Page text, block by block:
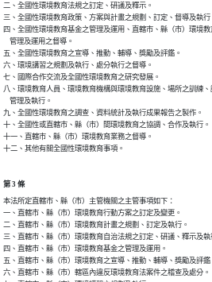
二、全國性環境教育法規之訂定、研議及釋示。
三、全國性環境教育政策、方案與計畫之規劃、訂定、督導及執行
四、全國性環境教育基金之管理及運用、直轄市、縣（市）環境教
    管理及運用之督導。
五、全國性環境教育之宣導、推動、輔導、獎勵及評鑑。
六、環境講習之規劃及執行、處分執行之督導。
七、國際合作交流及全國性環境教育之研究發展。
八、環境教育人員、環境教育機構與環境教育設施、場所之訓練、
    管理及執行。
九、全國性環境教育之調查、資料統計及執行成果報告之製作。
十、全國性或直轄市、縣（市）間環境教育之協調、合作及執行。
十一、直轄市、縣（市）環境教育業務之督導。
十二、其他有關全國性環境教育事項。
第 3 條
本法所定直轄市、縣（市）主管機關之主管事項如下：
一、直轄市、縣（市）環境教育行動方案之訂定及變更。
二、直轄市、縣（市）環境教育計畫之規劃、訂定及執行。
三、直轄市、縣（市）環境教育自治法規之訂定、研議、釋示及執
四、直轄市、縣（市）環境教育基金之管理及運用。
五、直轄市、縣（市）環境教育之宣導、推動、輔導、獎勵及評鑑
六、直轄市、縣（市）轄區內違反環境教育法案件之稽查及處分。